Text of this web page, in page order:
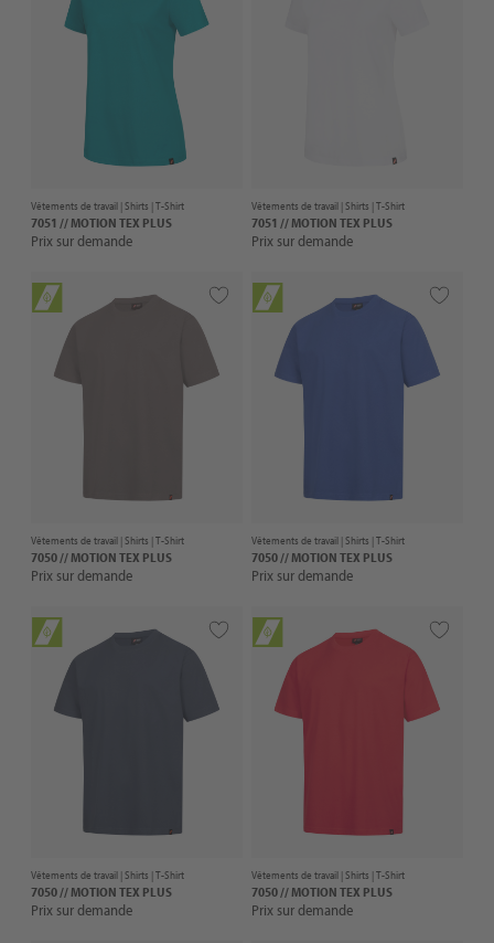
Vêtements de travail |Shirts | T-Shirt
7051 // MOTION TEX PLUS
Prix sur demande
Vêtements de travail |Shirts | T-Shirt
7051 // MOTION TEX PLUS
Prix sur demande
Vêtements de travail |Shirts | T-Shirt
7050 // MOTION TEX PLUS
Prix sur demande
Vêtements de travail |Shirts | T-Shirt
7050 // MOTION TEX PLUS
Prix sur demande
Vêtements de travail |Shirts | T-Shirt
7050 // MOTION TEX PLUS
Prix sur demande
Vêtements de travail |Shirts | T-Shirt
7050 // MOTION TEX PLUS
Prix sur demande